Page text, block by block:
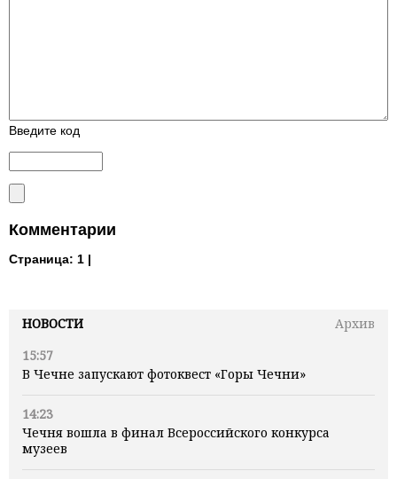
НОВОСТИ
Архив
15:57
В Чечне запускают фотоквест «Горы Чечни»
14:23
Чечня вошла в финал Всероссийского конкурса
музеев
Введите код
Комментарии
Страница: 1 |